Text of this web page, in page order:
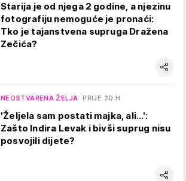
Starija je od njega 2 godine, a njezinu
fotografiju nemoguće je pronaći:
Tko je tajanstvena supruga Dražena
Zečića?
NEOSTVARENA ŽELJA PRIJE 20 H
'Željela sam postati majka, ali...':
Zašto Indira Levak i bivši suprug nisu
posvojili dijete?